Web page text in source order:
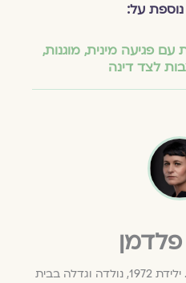
על:
עם פגיעה מינית, מוגנות,
לצד דינה
סופרת, תסריטאית ומשוררת. ילידת 1972, נולדה וגדלה בבית